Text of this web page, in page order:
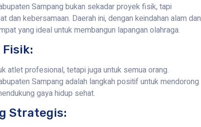
Sampang bukan sekadar proyek fisik, tapi
dan kebersamaan. Daerah ini, dengan keindahan alam dan
yang ideal untuk membangun lapangan olahraga.
atlet profesional, tetapi juga untuk semua orang.
Sampang adalah langkah positif untuk mendorong
gaya hidup sehat.
Strategis: